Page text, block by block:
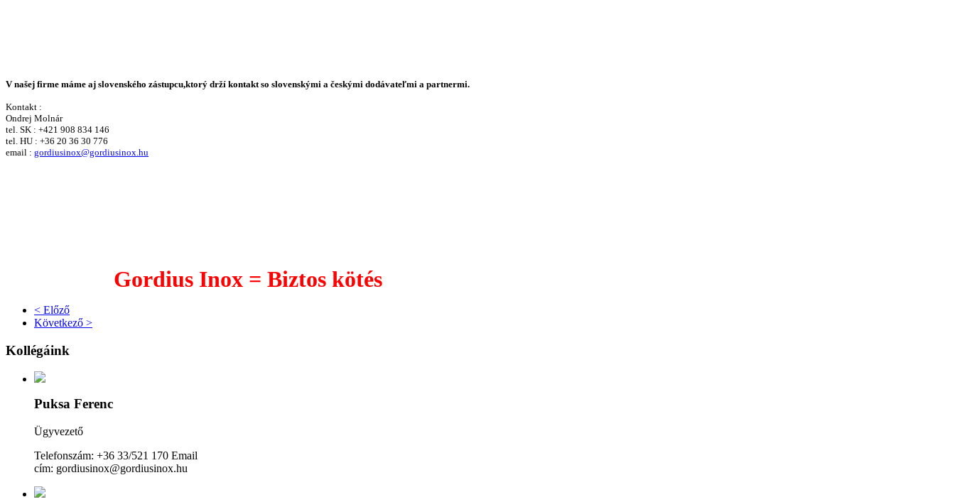
V našej firme máme aj slovenského zástupcu,ktorý drží kontakt so slovenskými a českými dodávateľmi a partnermi.
Kontakt :
Ondrej Molnár
tel. SK : +421 908 834 146
tel. HU : +36 20 36 30 776
email : gordiusinox@gordiusinox.hu
Gordius Inox = Biztos kötés
< Előző
Következő >
Kollégáink
Puksa Ferenc
Ügyvezető
Telefonszám: +36 33/521 170 Email
cím: gordiusinox@gordiusinox.hu